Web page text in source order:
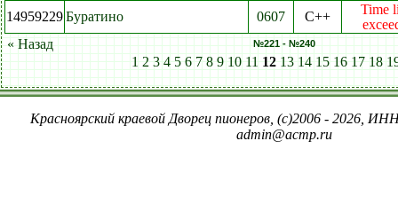
14959229Буратино 0607 C++
Time
« Назад
№221 - №240
1 2 3 4 5 6 7 8 9 10 11 12 13 14 15 16 17 18
Красноярский краевой Дворец пионеров, (c)2006 - 2026,
admin@acmp.ru